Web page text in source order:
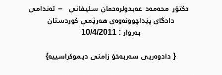
دکتۆر محەمەد عەبدولرەحمان سلیفانی – ئەندامی
دادگای پێداچوونەوەی هەرێمی کوردستان
بەروار : 10/4/2011
{ دادوەریی سەربەخۆ زامنی دیموکراسییە}